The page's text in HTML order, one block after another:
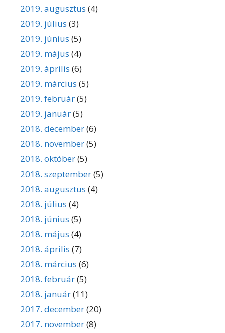
2019. augusztus (4)
2019. július (3)
2019. június (5)
2019. május (4)
2019. április (6)
2019. március (5)
2019. február(5)
2019. január(5)
2018. december(6)
2018. november(5)
2018. október(5)
2018. szeptember(5)
2018. augusztus (4)
2018. július (4)
2018. június (5)
2018. május (4)
2018. április (7)
2018. március (6)
2018. február(5)
2018. január(11)
2017. december(20)
2017. november(8)